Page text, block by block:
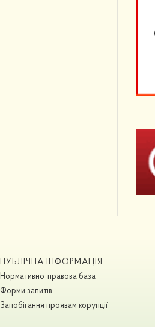
ПУБЛІЧНА ІНФОРМАЦІЯ
Нормативно-правова база
Форми запитів
Запобігання проявам корупції